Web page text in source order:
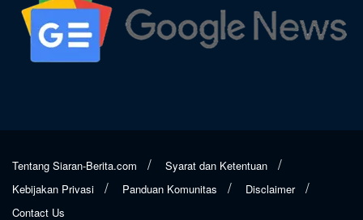
Tentang Siaran-Berita.com
Syarat dan Ketentuan
Kebijakan Privasi
Panduan Komunitas
Disclaimer
Contact Us